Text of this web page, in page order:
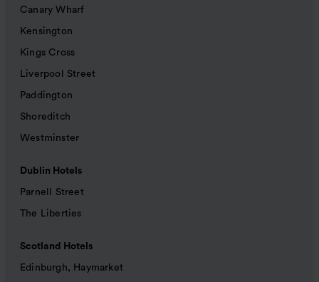
Canary Wharf
Kensington
Kings Cross
Liverpool Street
Paddington
Shoreditch
Westminster
Dublin Hotels
Parnell Street
The Liberties
Scotland Hotels
Edinburgh, Haymarket